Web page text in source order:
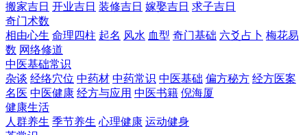
搬家吉日 开业吉日 装修吉日 嫁娶吉日 求子吉日
奇门术数
相由心生 命理四柱 起名 风水 血型 奇门基础 六爻占卜 梅花易
数 网络修道
中医基础常识
杂谈 经络穴位 中药材 中药常识 中医基础 偏方秘方 经方医案
名医 中医健康 经方与应用 中医书籍 倪海厦
健康生活
人群养生 季节养生 心理健康 运动健身